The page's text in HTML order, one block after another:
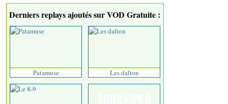
Derniers replays ajoutés sur VOD Gratuite :
Patamuse Les dalton